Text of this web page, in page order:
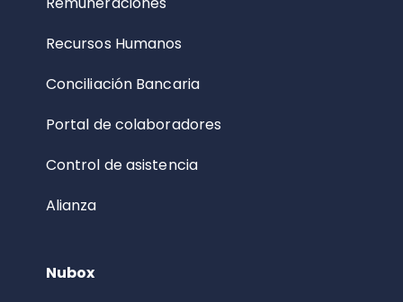
Recursos Humanos
Conciliación Bancaria
Portal de colaboradores
Control de asistencia
Alianza
Nubox